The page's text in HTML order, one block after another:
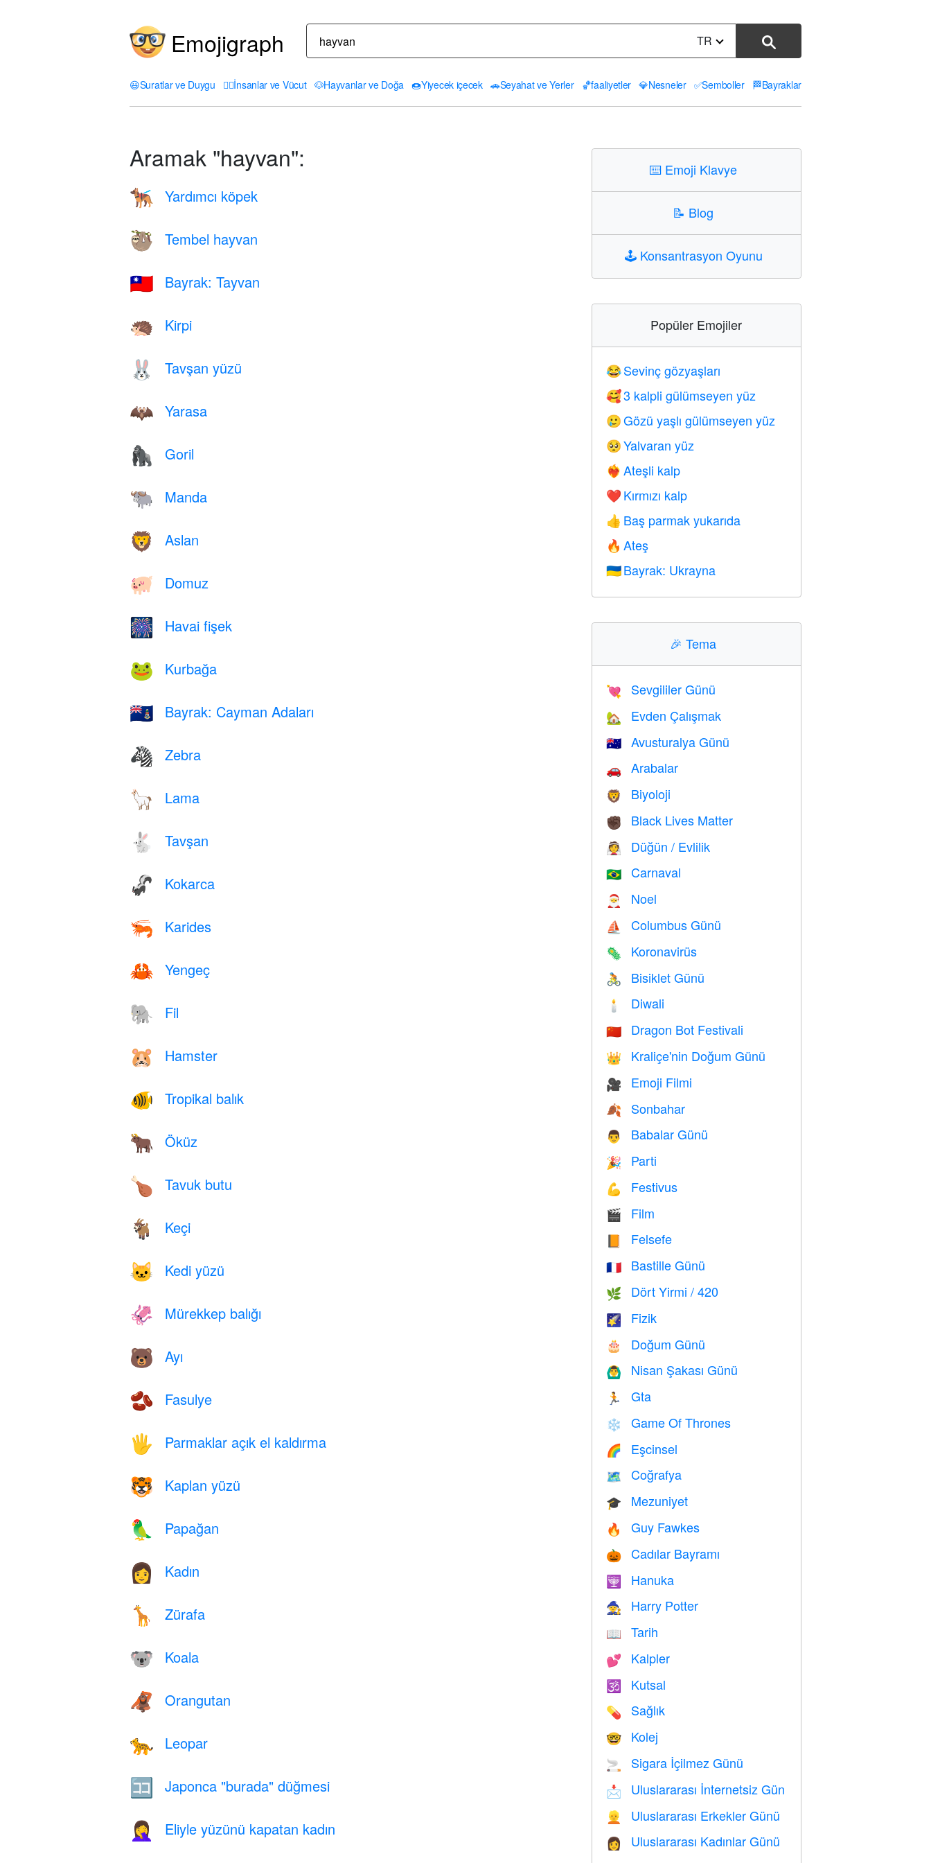
Emojigraph TR
😃Suratlar ve Duygu 🤦‍♀️İnsanlar ve Vücut 🐶Hayvanlar ve Doğa 🍩Yiyecek içecek 🚗Seyahat ve Yerler 🏀faaliyetler 💎Nesneler ✅Semboller 🏁Bayraklar
Aramak "hayvan":
🐕‍🦺 Yardımcı köpek
🦥 Tembel hayvan
🇹🇼 Bayrak: Tayvan
🦔 Kirpi
🐰 Tavşan yüzü
🦇 Yarasa
🦍 Goril
🐃 Manda
🦁 Aslan
🐖 Domuz
🎆 Havai fişek
🐸 Kurbağa
🇰🇾 Bayrak: Cayman Adaları
🦓 Zebra
🦙 Lama
🐇 Tavşan
🦨 Kokarca
🦐 Karides
🦀 Yengeç
🐘 Fil
🐹 Hamster
🐠 Tropikal balık
🐂 Öküz
🍗 Tavuk butu
🐐 Keçi
🐱 Kedi yüzü
🦑 Mürekkep balığı
🐻 Ayı
🫘 Fasulye
🖐️ Parmaklar açık el kaldırma
🐯 Kaplan yüzü
🦜 Papağan
👩 Kadın
🦒 Zürafa
🐨 Koala
🦧 Orangutan
🐆 Leopar
🈁 Japonca "burada" düğmesi
🤦‍♀️ Eliyle yüzünü kapatan kadın
⌨️ Emoji Klavye
📝 Blog
🕹️ Konsantrasyon Oyunu
Popüler Emojiler
😂 Sevinç gözyaşları
🥰3 kalpli gülümseyen yüz
🥲 Gözü yaşlı gülümseyen yüz
🥺 Yalvaran yüz
❤️‍🔥 Ateşli kalp
❤️ Kırmızı kalp
👍 Baş parmak yukarıda
🔥 Ateş
🇺🇦 Bayrak: Ukrayna
🎉Tema
💘 Sevgililer Günü
🏡 Evden Çalışmak
🇦🇺 Avusturalya Günü
🚗 Arabalar
🦁 Biyoloji
✊🏿 Black Lives Matter
👰 Düğün / Evlilik
🇧🇷 Carnaval
🎅 Noel
⛵️ Columbus Günü
🦠 Koronavirüs
🚴 Bisiklet Günü
🕯 Diwali
🇨🇳 Dragon Bot Festivali
👑 Kraliçe'nin Doğum Günü
🎥 Emoji Filmi
🍂 Sonbahar
👨 Babalar Günü
🎉 Parti
💪 Festivus
🎬 Film
Felsefe
🇫🇷 Bastille Günü
🌿 Dört Yirmi / 420
🌠 Fizik
🎂 Doğum Günü
🙆‍♂️ Nisan Şakası Günü
🏃 Gta
❄️ Game Of Thrones
🌈 Eşcinsel
🗺 Coğrafya
🎓 Mezuniyet
🔥 Guy Fawkes
🎃 Cadılar Bayramı
🕎 Hanuka
🧙 Harry Potter
📖 Tarih
💕 Kalpler
🕉 Kutsal
💊 Sağlık
🤓 Kolej
🚬 Sigara İçilmez Günü
📩 Uluslararası İnternetsiz Gün
👱 Uluslararası Erkekler Günü
👩 Uluslararası Kadınlar Günü